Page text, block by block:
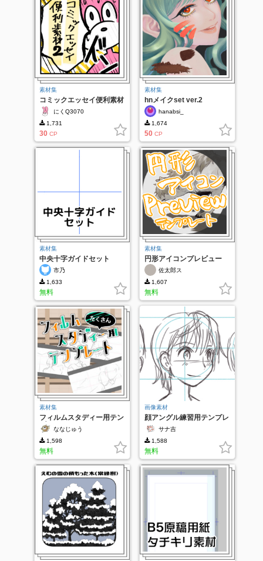
素材集
コミックエッセイ便利素材
集2
にくQ3070
1,731
30 CP
素材集
hnメイクset ver.2
hanabsi_
1,674
50 CP
素材集
中央十字ガイドセット
市乃
1,633
無料
素材集
円形アイコンプレビュー
佐太郎ス
1,607
無料
素材集
フィルムスタディー用テン
プレートななじゅう
1,598
無料
画像素材
顔アングル練習用テンプレ
ート
サナ吉
1,588
無料